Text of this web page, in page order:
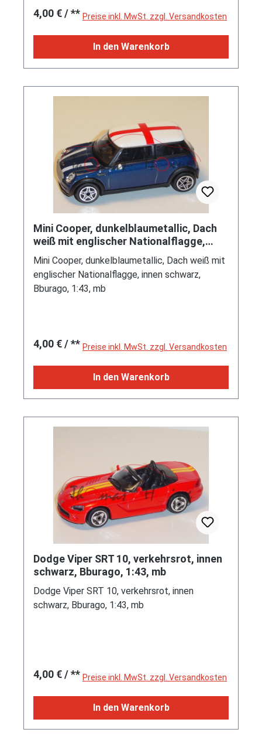
Regulärer Preis:
4,00 €/ ** Preise inkl. MwSt. zzgl. Versandkosten
In den Warenkorb
Mini Cooper, dunkelblaumetallic, Dach
weiß mit englischer Nationalflagge,
innen schwarz, Bburago, 1:
Mini Cooper, dunkelblaumetallic, Dach weiß mit
englischer Nationalflagge, innen schwarz,
Bburago, 1:43, mb
Regulärer Preis:
4,00 €/ ** Preise inkl. MwSt. zzgl. Versandkosten
In den Warenkorb
Dodge Viper SRT 10, verkehrsrot, innen
schwarz, Bburago, 1:43, mb
Dodge Viper SRT 10, verkehrsrot, innen
schwarz, Bburago, 1:43, mb
Regulärer Preis:
4,00 €/ ** Preise inkl. MwSt. zzgl. Versandkosten
In den Warenkorb